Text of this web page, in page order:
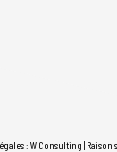
: W Consulting | Raison